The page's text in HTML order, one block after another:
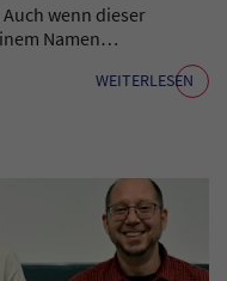
wenn dieser
Namen…
WEITERLESEN